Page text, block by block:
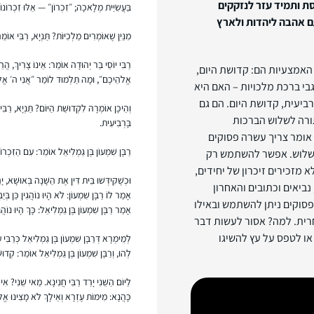
ותמיד עזר לנזקקים
אהבה ליהדות ולארץ
הם: קדושת היום,
ברכת מלכויות – האם היא
קדושת היום. הם גם
לשלוש הברכות
אומר צריך עשרה פסוקים
רק שלוש. אפשר להשתמש רק
זיכרון של יחידים,
מ-3 פסוקים מתורה, נביאים וכתובים והאחרון
ניתן להשתמש ובאילו
למה? אסור לעשות דבר
לטפס על עץ להשיגו
בַּעֲשִׂיַּית מְלָאכָה; ״זִכְרוֹן״ — אֵלּוּ
מִנַּיִן שֶׁאוֹמְרִים מַלְכִיּוֹת? תַּנְיָא, רַבִּי
רַבִּי יוֹסֵי בַּר יְהוּדָה אוֹמֵר: אֵינוֹ צָרִיךְ,
אֱלֹהֵיכֶם״, וּמָה תַּלְמוּד לוֹמַר ״אֲנִי ה׳
וְהֵיכָן אוֹמְרָהּ לִקְדוּשַּׁת הַיּוֹם? תַּנְיָא,
בָּרְבִיעִית.
רַבָּן שִׁמְעוֹן בֶּן גַּמְלִיאֵל אוֹמֵר: עִם
וּכְשֶׁקִּידְּשׁוּ בֵּית דִּין אֶת הַשָּׁנָה בְּאוּשָׁא,
אָמַר לוֹ רַבָּן שִׁמְעוֹן: לֹא הָיוּ נוֹהֲגִין כֵּן
אָמַר רַבָּן שִׁמְעוֹן בֶּן גַּמְלִיאֵל: כָּךְ הָיוּ
לְמֵימְרָא דְּרַבָּן שִׁמְעוֹן בֶּן גַּמְלִיאֵל
לְהוּ, וְרַבָּן שִׁמְעוֹן בֶּן גַּמְלִיאֵל אוֹמֵר:
לַיּוֹם הַשֵּׁנִי יָרַד רַבִּי חֲנִינָא. מַאי
כָּהֲנָא: מִימוֹת עֶזְרָא וְאֵילָךְ לֹא